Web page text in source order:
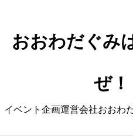
おおわだぐみ
ぜ！
イベント企画運営会社おおわ